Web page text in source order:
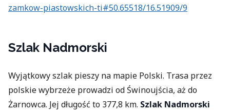
zamkow-piastowskich-ti#50.65518/16.51909/9
Szlak Nadmorski
Wyjątkowy szlak pieszy na mapie Polski. Trasa przez
polskie wybrzeże prowadzi od Świnoujścia, aż do
Żarnowca. Jej długość to 377,8 km. Szlak Nadmorski